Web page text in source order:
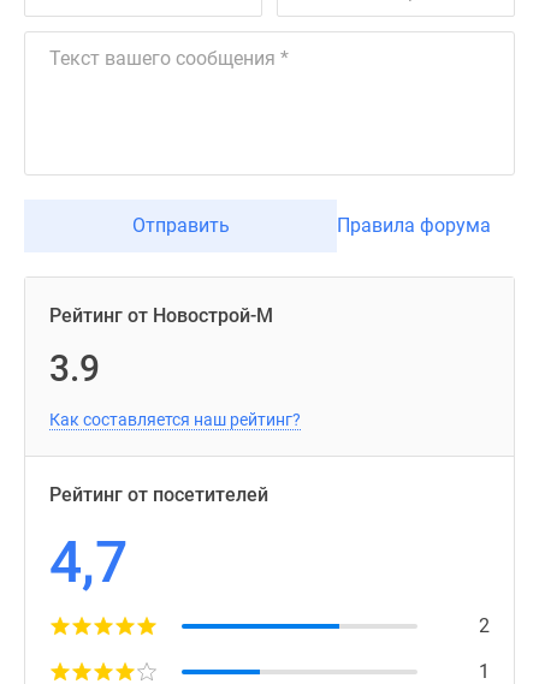
Отправить Правила форума
Рейтинг от Новострой-М
3.9
Как составляется наш рейтинг?
Рейтинг от посетителей
4,7
2
1